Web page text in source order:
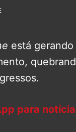
está
para